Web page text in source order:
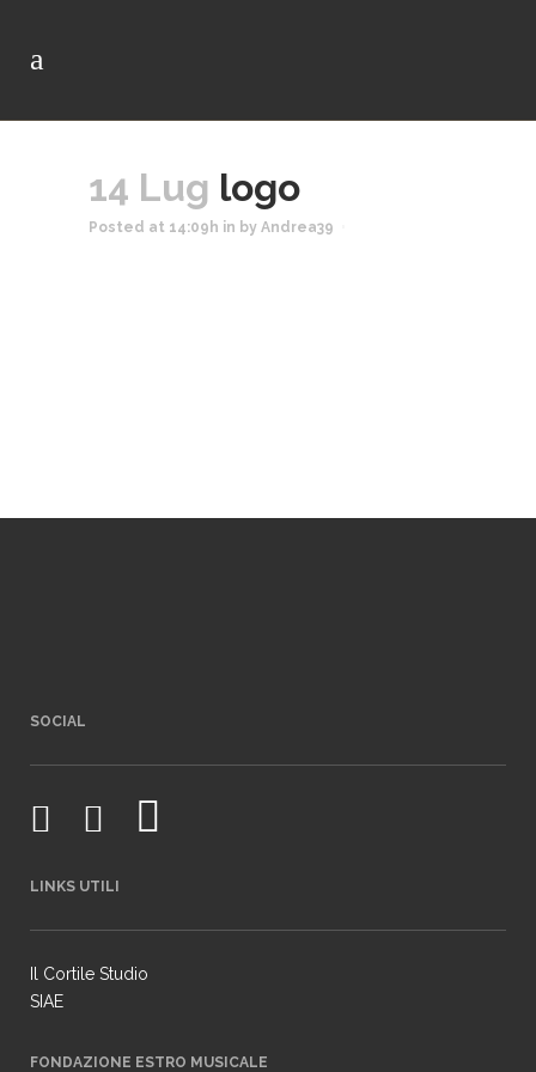
14 Lug logo
Posted at 14:09h in by Andrea39
SOCIAL
LINKS UTILI
Il Cortile Studio
SIAE
FONDAZIONE ESTRO MUSICALE